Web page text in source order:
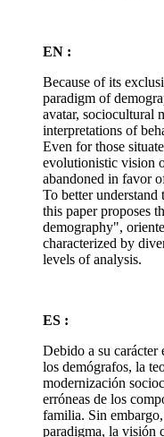
EN :
Because of its
paradigm of
avatar, sociocultural
interpretations of
Even for those
evolutionistic vision
abandoned in favor
To better
this paper proposes
demography",
characterized by
levels of analysis.
ES :
Debido a su carácter
los demógrafos, la
modernización
erróneas de los
familia. Sin
paradigma, la visión